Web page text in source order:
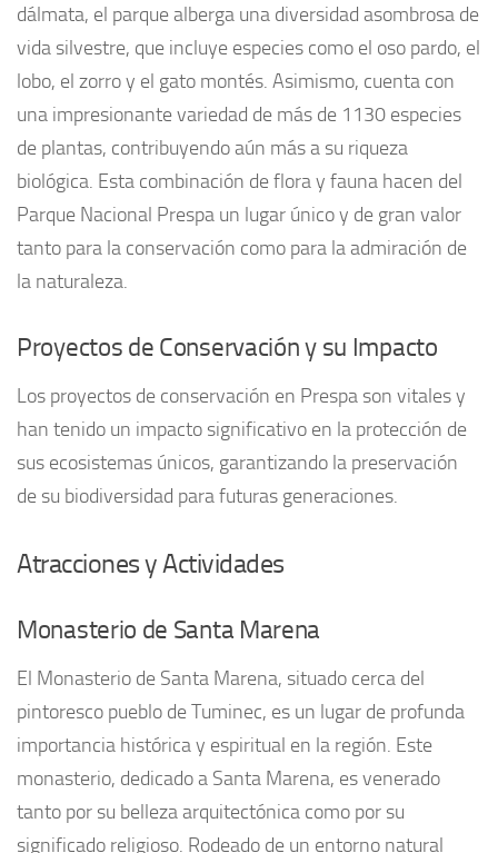
dálmata, el parque alberga una diversidad asombrosa de
vida silvestre, que incluye especies como el oso pardo, el
lobo, el zorro y el gato montés. Asimismo, cuenta con
una impresionante variedad de más de 1130 especies
de plantas, contribuyendo aún más a su riqueza
biológica. Esta combinación de flora y fauna hacen del
Parque Nacional Prespa un lugar único y de gran valor
tanto para la conservación como para la admiración de
la naturaleza.
Proyectos de Conservación y su Impacto
Los proyectos de conservación en Prespa son vitales y
han tenido un impacto significativo en la protección de
sus ecosistemas únicos, garantizando la preservación
de su biodiversidad para futuras generaciones.
Atracciones y Actividades
Monasterio de Santa Marena
El Monasterio de Santa Marena, situado cerca del
pintoresco pueblo de Tuminec, es un lugar de profunda
importancia histórica y espiritual en la región. Este
monasterio, dedicado a Santa Marena, es venerado
tanto por su belleza arquitectónica como por su
significado religioso. Rodeado de un entorno natural